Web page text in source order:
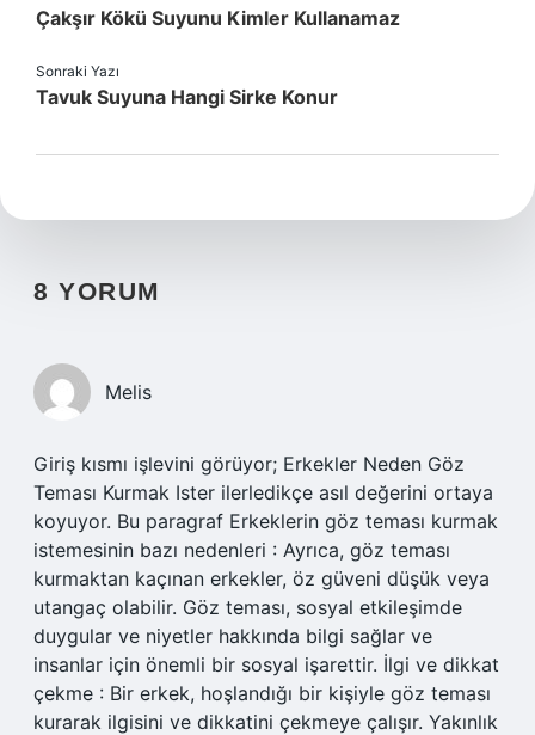
Çakşır Kökü Suyunu Kimler Kullanamaz
Sonraki Yazı
Tavuk Suyuna Hangi Sirke Konur
8 YORUM
Melis
Giriş kısmı işlevini görüyor; Erkekler Neden Göz
Teması Kurmak Ister ilerledikçe asıl değerini ortaya
koyuyor. Bu paragraf Erkeklerin göz teması kurmak
istemesinin bazı nedenleri : Ayrıca, göz teması
kurmaktan kaçınan erkekler, öz güveni düşük veya
utangaç olabilir. Göz teması, sosyal etkileşimde
duygular ve niyetler hakkında bilgi sağlar ve
insanlar için önemli bir sosyal işarettir. İlgi ve dikkat
çekme : Bir erkek, hoşlandığı bir kişiyle göz teması
kurarak ilgisini ve dikkatini çekmeye çalışır. Yakınlık